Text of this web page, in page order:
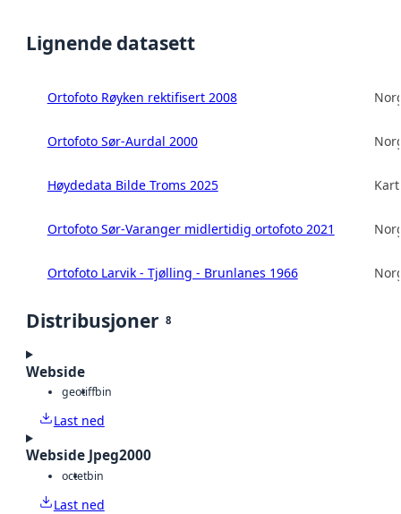
Lignende datasett
Ortofoto Røyken rektifisert 2008
Ortofoto Sør-Aurdal 2000
Høydedata Bilde Troms 2025
Ortofoto Sør-Varanger midlertidig ortofoto 2021
Ortofoto Larvik - Tjølling - Brunlanes 1966
Distribusjoner 8
Webside
geotiffbin
Last ned
Webside Jpeg2000
octetbin
Last ned